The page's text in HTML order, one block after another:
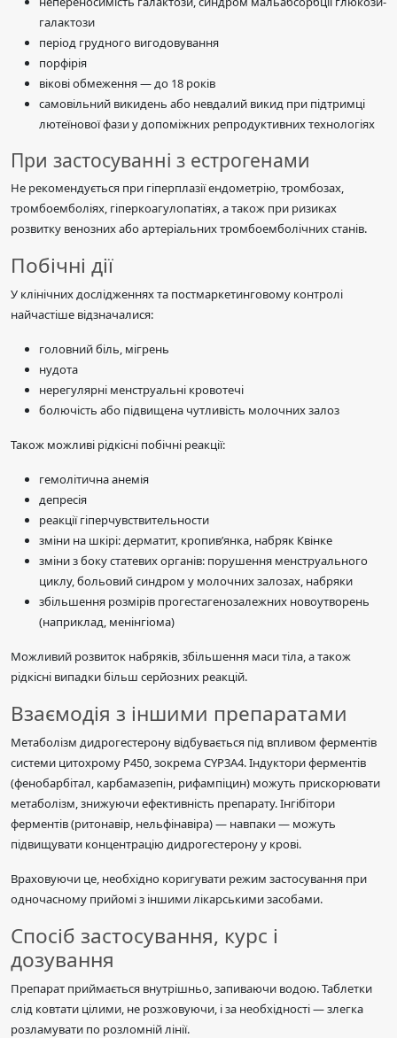
галактози
період грудного вигодовування
порфірія
вікові обмеження — до 18 років
самовільний викидень або невдалий викид при підтримці
лютеїнової фази у допоміжних репродуктивних технологіях
При застосуванні з естрогенами
Не рекомендується при гіперплазії ендометрію, тромбозах,
тромбоемболіях, гіперкоагулопатіях, а також при ризиках
розвитку венозних або артеріальних тромбоемболічних станів.
Побічні дії
У клінічних дослідженнях та постмаркетинговому контролі
найчастіше відзначалися:
головний біль, мігрень
нудота
нерегулярні менструальні кровотечі
болючість або підвищена чутливість молочних залоз
Також можливі рідкісні побічні реакції:
гемолітична анемія
депресія
реакції гіперчувствительности
зміни на шкірі: дерматит, кропив’янка, набряк Квінке
зміни з боку статевих органів: порушення менструального
циклу, больовий синдром у молочних залозах, набряки
збільшення розмірів прогестагенозалежних новоутворень
(наприклад, менінгіома)
Можливий розвиток набряків, збільшення маси тіла, а також
рідкісні випадки більш серйозних реакцій.
Взаємодія з іншими препаратами
Метаболізм дидрогестерону відбувається під впливом ферментів
системи цитохрому Р450, зокрема CYP3A4. Індуктори ферментів
(фенобарбітал, карбамазепін, рифампіцин) можуть прискорювати
метаболізм, знижуючи ефективність препарату. Інгібітори
ферментів (ритонавір, нельфінавіра) — навпаки — можуть
підвищувати концентрацію дидрогестерону у крові.
Враховуючи це, необхідно коригувати режим застосування при
одночасному прийомі з іншими лікарськими засобами.
Спосіб застосування, курс і
дозування
Препарат приймається внутрішньо, запиваючи водою. Таблетки
слід ковтати цілими, не розжовуючи, і за необхідності — злегка
розламувати по розломній лінії.